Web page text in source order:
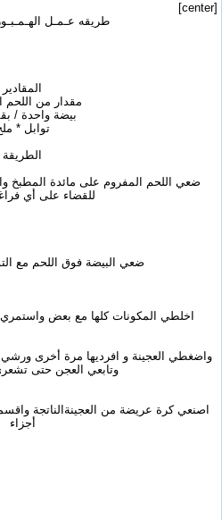
[center]
طريقه عـمـل
المقادير
مقدار من اللحم
بيضة واحدة /
توابل *
الطريقة
ضعي اللحم المفروم على مائدة المطبخ
للقضاء على أي
ضعي البيضة فوق اللحم مع
اخلطي المكونات كلها مع بعض
واضغطي العجينة و افرديها مرة أخرى
وتابعي العجن حتى
أجزاء